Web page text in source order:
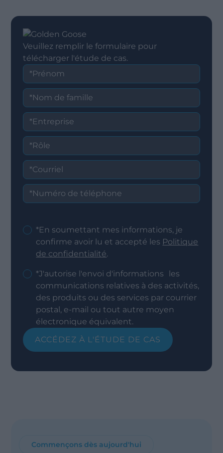
Veuillez remplir le formulaire pour
télécharger l'étude de cas.
*En soumettant mes informations, je
confirme avoir lu et accepté les Politique
de confidentialité.
*J'autorise l'envoi d'informations les
communications relatives à des activités,
des produits ou des services par courrier
postal, e-mail ou tout autre moyen
électronique équivalent.
Commençons dès aujourd'hui